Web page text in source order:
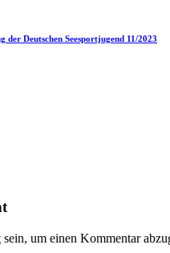
der Deutschen Seesportjugend 11/2023
sein, um einen Kommentar